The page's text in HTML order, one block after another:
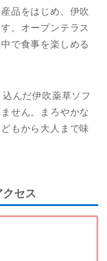
品をはじめ、伊吹
。オープンテラス
で食事を楽しめる
んだ伊吹薬草ソフ
せん。まろやかな
もから大人まで味
セス